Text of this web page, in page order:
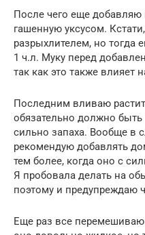
После чего еще добавляю
гашенную уксусом.
разрыхлителем, но тогда
1 ч.л. Муку перед
так как это также влияет
Последним вливаю
обязательно должно
сильно запаха. Вообще в
рекомендую добавлять
тем более, когда оно с
Я пробовала делать на
поэтому и предупреждаю
Еще раз все